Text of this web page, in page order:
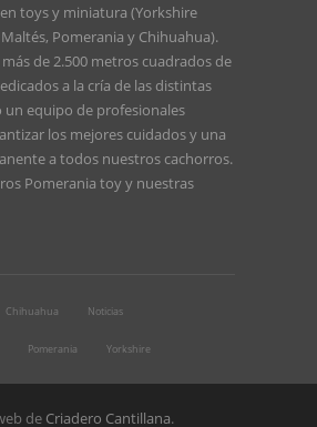
toys y miniatura (Yorkshire
Pomerania y Chihuahua).
de 2.500 metros cuadrados de
a la cría de las distintas
un equipo de profesionales
los mejores cuidados y una
a todos nuestros cachorros.
Pomerania toyy nuestras
Chihuahua Noticias
Pomerania Yorkshire
de Criadero Cantillana.